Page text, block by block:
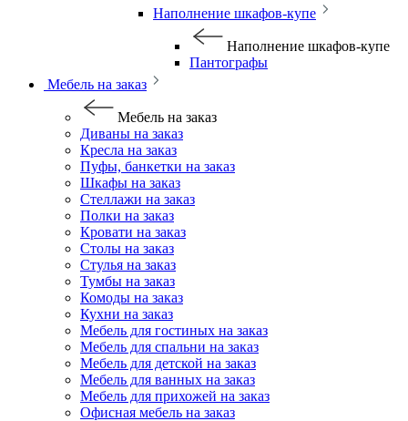
Наполнение шкафов-купе
Наполнение шкафов-купе
Пантографы
Мебель на заказ
Мебель на заказ
Диваны на заказ
Кресла на заказ
Пуфы, банкетки на заказ
Шкафы на заказ
Стеллажи на заказ
Полки на заказ
Кровати на заказ
Столы на заказ
Стулья на заказ
Тумбы на заказ
Комоды на заказ
Кухни на заказ
Мебель для гостиных на заказ
Мебель для спальни на заказ
Мебель для детской на заказ
Мебель для ванных на заказ
Мебель для прихожей на заказ
Офисная мебель на заказ